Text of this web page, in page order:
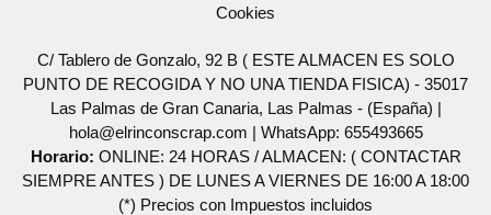
Cookies
C/ Tablero de Gonzalo, 92 B ( ESTE ALMACEN ES SOLO
PUNTO DE RECOGIDA Y NO UNA TIENDA FISICA) - 35017
Las Palmas de Gran Canaria, Las Palmas - (España) |
hola@elrinconscrap.com | WhatsApp: 655493665
Horario: ONLINE: 24 HORAS / ALMACEN: ( CONTACTAR
SIEMPRE ANTES ) DE LUNES A VIERNES DE 16:00 A 18:00
(*) Precios con Impuestos incluidos